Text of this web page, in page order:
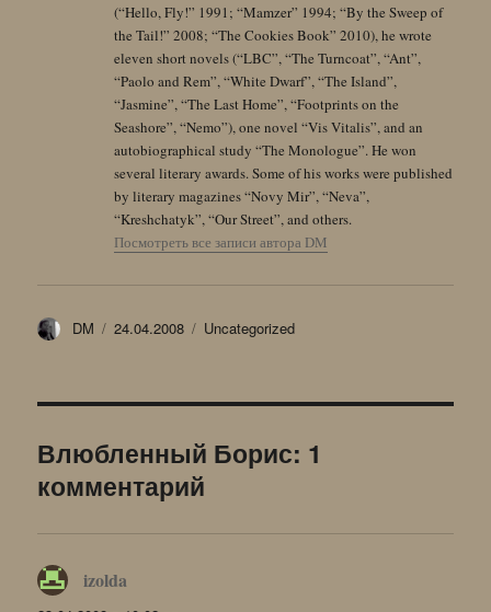
(“Hello, Fly!” 1991; “Mamzer” 1994; “By the Sweep of
the Tail!” 2008; “The Cookies Book” 2010), he wrote
eleven short novels (“LBC”, “The Turncoat”, “Ant”,
“Paolo and Rem”, “White Dwarf”, “The Island”,
“Jasmine”, “The Last Home”, “Footprints on the
Seashore”, “Nemo”), one novel “Vis Vitalis”, and an
autobiographical study “The Monologue”. He won
several literary awards. Some of his works were published
by literary magazines “Novy Mir”, “Neva”,
“Kreshchatyk”, “Our Street”, and others.
Посмотреть все записи автора DM
Автор
DM Опубликовано
24.04.2008 Рубрики
Uncategorized
Влюбленный Борис: 1
комментарий
izolda